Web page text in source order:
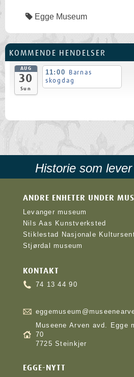
Egge Museum
KOMMENDE HENDELSER
AUG
30
Sun
11:00
Barnas
skogdag
Historie som
ANDRE ENHETER UNDER
Levanger museum
Nils Aas Kunstverksted
Stiklestad Nasjonale
Stjørdal museum
KONTAKT
74 13 44 90
Museene Arven avd. Egge
70
7725 Steinkjer
EGGE-NYTT